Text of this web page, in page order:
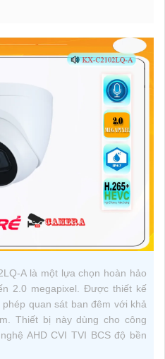
A là một lựa chọn hoàn hảo
2.0 megapixel. Được thiết kế
quan sát ban đêm với khả
Thiết bị này dùng cho công
AHD CVI TVI BCS độ bền